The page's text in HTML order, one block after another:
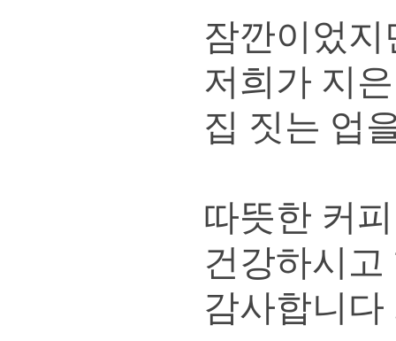
잠깐이었
저희가 지
집 짓는 업
따뜻한 커
건강하시
감사합니다